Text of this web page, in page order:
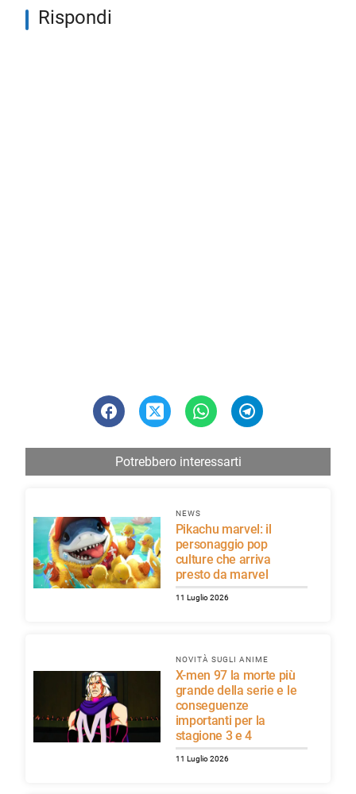
Rispondi
Potrebbero interessarti
NEWS
Pikachu marvel: il
personaggio pop
culture che arriva
presto da marvel
11 Luglio 2026
NOVITÀ SUGLI ANIME
X-men 97 la morte più
grande della serie e le
conseguenze
importanti per la
stagione 3 e 4
11 Luglio 2026